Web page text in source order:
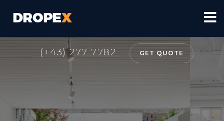
(+43) 277 7782 GET QUOTE